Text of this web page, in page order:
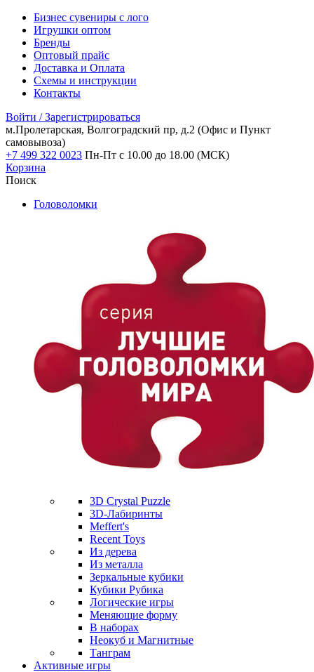
Бизнес сувениры с лого
Игрушки оптом
Бренды
Оптовый прайс
Доставка и Оплата
Схемы и инструкции
Контакты
Войти / Зарегистрироваться
м.Пролетарская, Волгоградский пр, д.2 (Офис и Пункт
самовывоза)
+7 499 322 0023 Пн-Пт с 10.00 до 18.00 (МСК)
Корзина
Поиск
Головоломки
3D Crystal Puzzle
3D-Лабиринты
Meffert's
Recent Toys
Из дерева
Из металла
Зеркальные кубики
Кубики Рубика
Логические игры
Меняющие форму
В наборах
Неокуб и Магнитные
Танграм
Активные игры